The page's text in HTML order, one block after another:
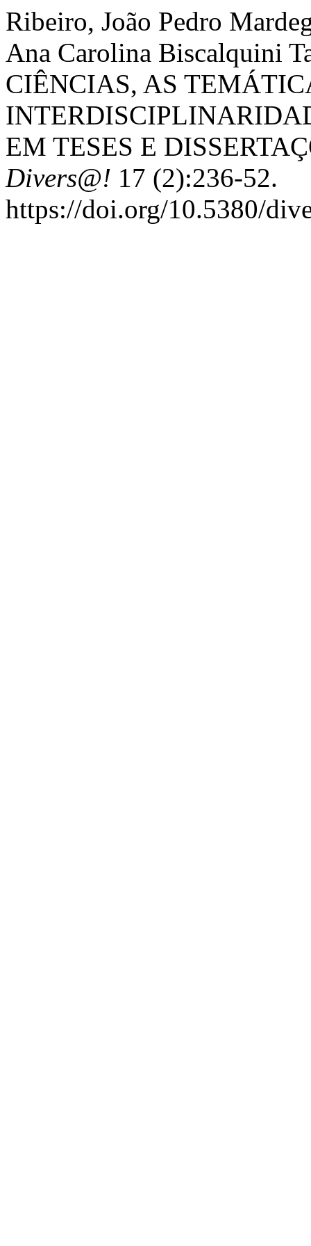
Ribeiro, João Pedro
Ana Carolina Biscalquini
CIÊNCIAS, AS
EM TESES E
Divers@! 17 (2):236-52.
https://doi.org/10.5380/